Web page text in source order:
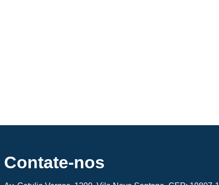
Contate-nos